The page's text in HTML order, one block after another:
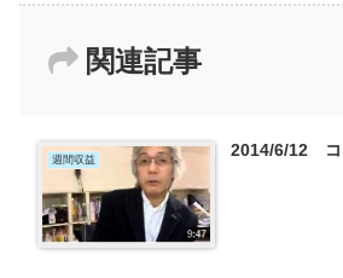
関連記事
週間収益 2014/6/12 コ